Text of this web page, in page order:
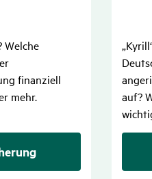
Welche
finanziell
mehr.
auf?